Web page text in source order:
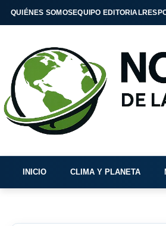
QUIÉNES SOMOSEQUIPO EDITORIAL
INICIO CLIMA Y PLANETA